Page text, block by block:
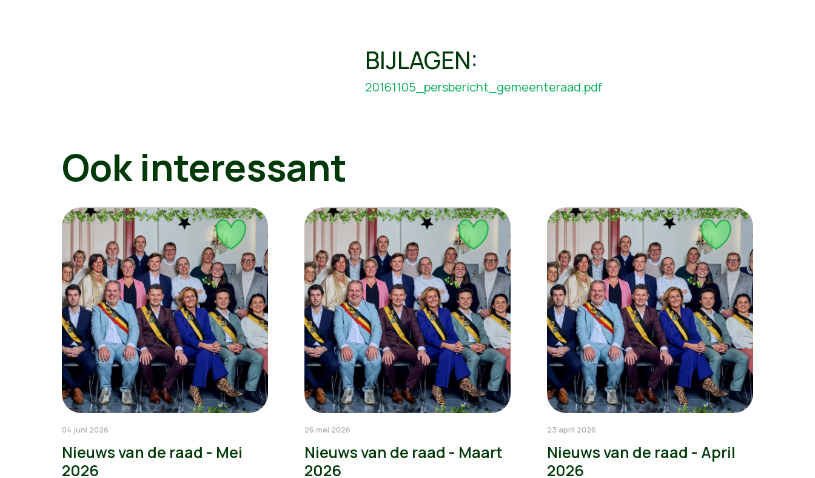
BIJLAGEN:
20161105_persbericht_gemeenteraad.pdf
Ook interessant
04 juni 2026
Nieuws van de raad - Mei
2026
26 mei 2026
Nieuws van de raad - Maart
2026
23 april 2026
Nieuws van de raad - April
2026